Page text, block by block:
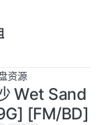
资源
Wet Sand
[FM/BD]